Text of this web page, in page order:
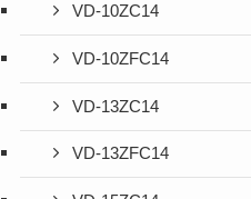
VD-10ZC14
VD-10ZFC14
VD-13ZC14
VD-13ZFC14